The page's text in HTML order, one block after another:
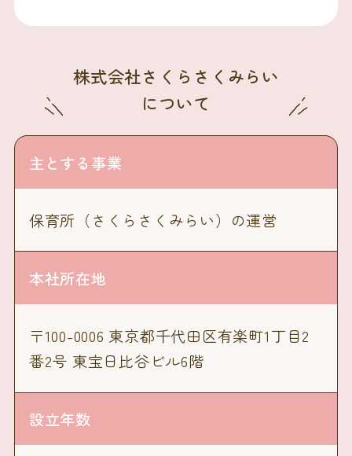
株式会社さくらさくみらい
について
主とする事業
保育所（さくらさくみらい）の運営
本社所在地
〒100-0006 東京都千代田区有楽町1丁目2
番2号 東宝日比谷ビル6階
設立年数